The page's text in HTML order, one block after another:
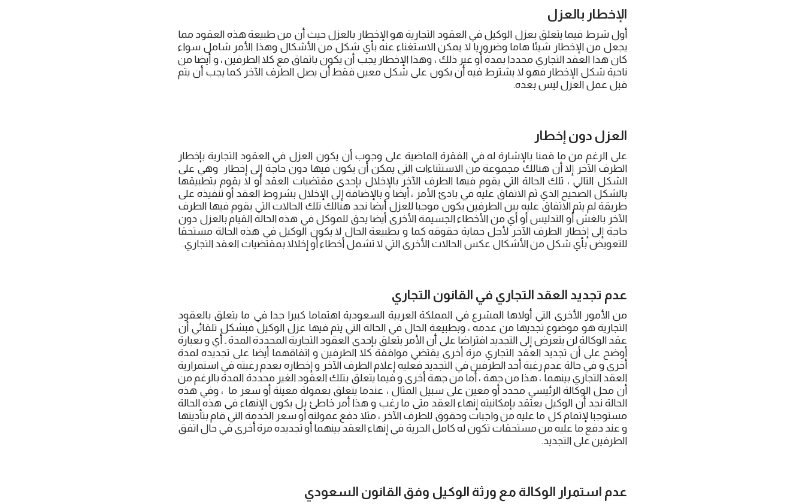
الإخطار بالعزل
أول شرط فيما يتعلق بعزل الوكيل في العقود التجارية هو الإخطار بالعزل حيث أن من طبيعة هذه العقود مما
يجعل من الإخطار شيئا هاما وضروريا لا يمكن الاستغناء عنه بأي شكل من الأشكال وهذا الأمر شامل سواء
كان هذا العقد التجاري محددا بمدة أو غير ذلك ، وهذا الإخطار يجب أن يكون باتفاق مع كلا الطرفين ، و أيضا من
ناحية شكل الإخطار فهو لا يشترط فيه أن يكون على شكل معين فقط أن يصل الطرف الآخر كما يجب أن يتم
قبل عمل العزل ليس بعده.
العزل دون إخطار
على الرغم من ما قمنا بالإشارة له في الفقرة الماضية على وجوب أن يكون العزل في العقود التجارية بإخطار
الطرف الآخر إلا أن هنالك مجموعة من الاستثناءات التي يمكن أن يكون فيها دون حاجة إلى إخطار وهي على
الشكل التالي ، تلك الحالة التي يقوم فيها الطرف الآخر بالإخلال بإحدى مقتضيات العقد أو لا يقوم بتطبيقها
بالشكل الصحيح الذي ثم الاتفاق عليه في بادئ الأمر ، أيضا و بالإضافة إلى الإخلال بشروط العقد أو تنفيذه على
طريقة لم يتم الاتفاق عليه بين الطرفين يكون موجبا للعزل أيضا نجد هنالك تلك الحالات التي يقوم فيها الطرف
الآخر بالغش أو التدليس أو أي من الأخطاء الجسيمة الأخرى أيضا يحق للموكل في هذه الحالة القيام بالعزل دون
حاجة إلى إخطار الطرف الآخر لأجل حماية حقوقه كما و بطبيعة الحال لا يكون الوكيل في هذه الحالة مستحقا
للتعويض بأي شكل من الأشكال عكس الحالات الأخرى التي لا تشمل أخطاء أو إخلالا بمقتضيات العقد التجاري.
عدم تجديد العقد التجاري في القانون التجاري
من الأمور الأخرى التي أولاها المشرع في المملكة العربية السعودية اهتماما كبيرا جدا في ما يتعلق بالعقود
التجارية هو موضوع تجديها من عدمه ، وبطبيعة الحال في الحالة التي يتم فيها عزل الوكيل فبشكل تلقائي أن
عقد الوكالة لن يتعرض إلى التجديد افتراضا على أن الأمر يتعلق بإحدى العقود التجارية المحددة المدة ـ أي و بعبارة
أوضح على أن تجديد العقد التجاري مرة أخرى يقتضي موافقة كلا الطرفين و اتفاقهما أيضا على تجديده لمدة
أخرى و في حالة عدم رغبة أحد الطرفين في التجديد فعليه إعلام الطرف الآخر و إخطاره بعدم رغبته في استمرارية
العقد التجاري بينهما ، هذا من جهة ، أما من جهة أخرى و فيما يتعلق بتلك العقود الغير محددة المدة بالرغم من
أن محل الوكالة الرئيسي محدد أو معين على سبيل المثال ، عندما يتعلق بعمولة معينة أو سعر ما ، وفي هذه
الحالة نجد أن الوكيل يعتقد بإمكانيته إنهاء العقد متى ما رغب و هذا أمر خاطئ بل يكون الإنهاء في هذه الحالة
مستوجبا لإتمام كل ما عليه من واجبات وحقوق للطرف الآخر ، مثلا دفع عمولته أو سعر الخدمة التي قام بتأديتها
و عند دفع ما عليه من مستحقات تكون له كامل الحرية في إنهاء العقد بينهما أو تجديده مرة أخرى في حال اتفق
الطرفين على التجديد.
عدم استمرار الوكالة مع ورثة الوكيل وفق القانون السعودي